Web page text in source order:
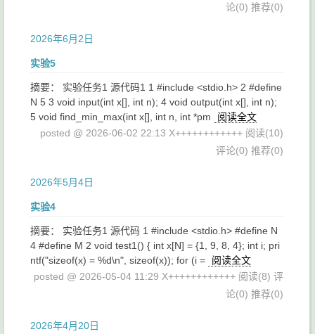
论(0) 推荐(0)
2026年6月2日
实验5
摘要： 实验任务1 源代码1 1 #include <stdio.h> 2 #define
N 5 3 void input(int x[], int n); 4 void output(int x[], int n);
5 void find_min_max(int x[], int n, int *pm
阅读全文
posted @ 2026-06-02 22:13 X++++++++++++ 阅读(10)
评论(0) 推荐(0)
2026年5月4日
实验4
摘要： 实验任务1 源代码 1 #include <stdio.h> #define N
4 #define M 2 void test1() { int x[N] = {1, 9, 8, 4}; int i; pri
ntf("sizeof(x) = %d\n", sizeof(x)); for (i =
阅读全文
posted @ 2026-05-04 11:29 X++++++++++++ 阅读(8) 评
论(0) 推荐(0)
2026年4月20日